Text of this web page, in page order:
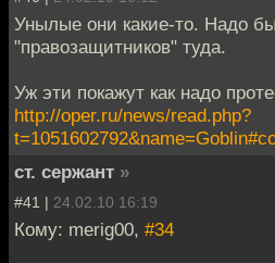
Унылые они какие-то. Надо
"правозащитников" туда.
Уж эти покажут как надо
http://oper.ru/news/read.php?
ст. сержант »
#41 | 24.02.10 16:19
Кому: merig00, #34